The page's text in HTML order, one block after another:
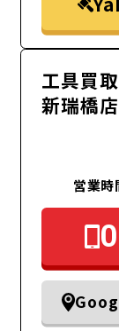
工具買
新瑞橋店
営業時